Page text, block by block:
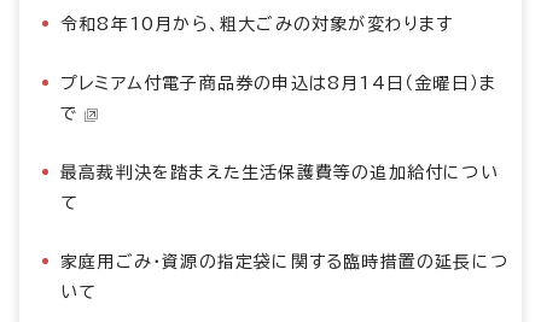
令和8年10月から、粗大ごみの対象が変わります
プレミアム付電子商品券の申込は8月14日（金曜日）ま
で
最高裁判決を踏まえた生活保護費等の追加給付につい
て
家庭用ごみ・資源の指定袋に関する臨時措置の延長につ
いて